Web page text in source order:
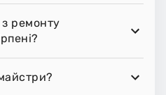
ремонту